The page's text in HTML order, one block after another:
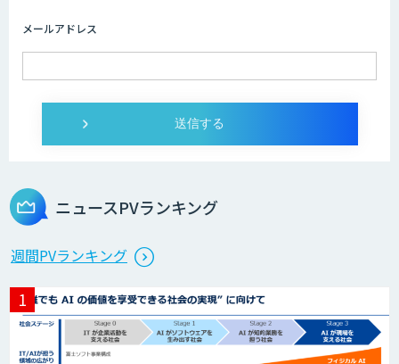
メールアドレス
ニュースPVランキング
週間PVランキング